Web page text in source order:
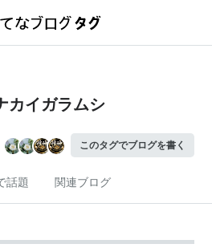
カイガラムシ
このタグでブログを書く
話題 関連ブログ